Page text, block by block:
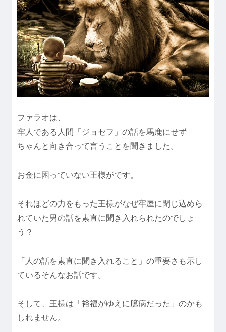
ファラオは、
牢人である人間「ジョセフ」の話を馬鹿にせず
ちゃんと向き合って言うことを聞きました。
お金に困っていない王様がです。
それほどの力をもった王様がなぜ牢屋に閉じ込めら
れていた男の話を素直に聞き入れられたのでしょ
う？
「人の話を素直に聞き入れること」の重要さも示し
ているそんなお話です。
そして、王様は「裕福がゆえに臆病だった」のかも
しれません。